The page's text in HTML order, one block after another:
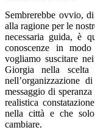
Sembrerebbe ovvio,
alla ragione per le
necessaria guida, è
conoscenze in
vogliamo suscitare
Giorgia nella
nell’organizzazione
messaggio di
realistica
nella città e che
cambiare.